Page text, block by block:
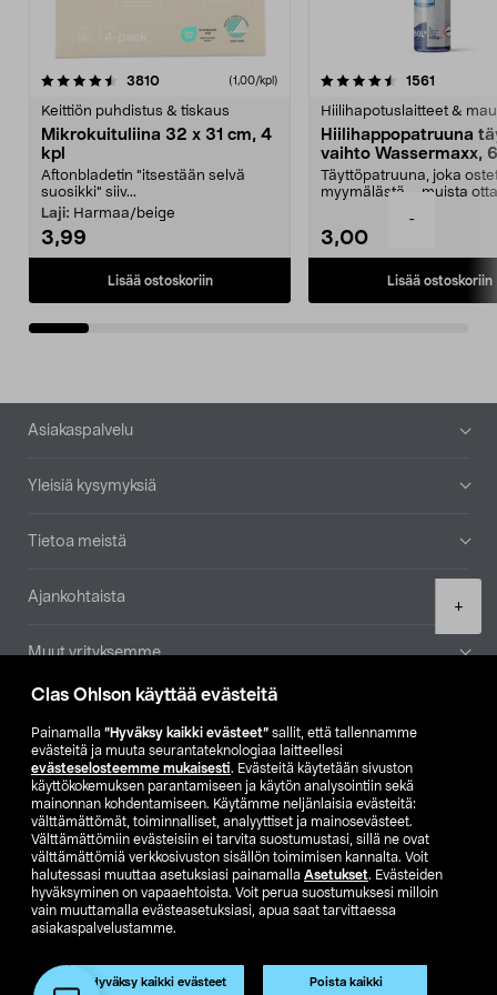
Clas Ohlson käyttää evästeitä
Painamalla ”Hyväksy kaikki evästeet” sallit, että tallennamme
evästeitä ja muuta seurantateknologiaa laitteellesi
evästeselosteemme mukaisesti. Evästeitä käytetään sivuston
käyttökokemuksen parantamiseen ja käytön analysointiin sekä
mainonnan kohdentamiseen. Käytämme neljänlaisia evästeitä:
välttämättömät, toiminnalliset, analyyttiset ja mainosevästeet.
Välttämättömiin evästeisiin ei tarvita suostumustasi, sillä ne ovat
välttämättömiä verkkosivuston sisällön toimimisen kannalta. Voit
halutessasi muuttaa asetuksiasi painamalla Asetukset. Evästeiden
hyväksyminen on vapaaehtoista. Voit perua suostumuksesi milloin
vain muuttamalla evästeasetuksiasi, apua saat tarvittaessa
asiakaspalvelustamme.
Hyväksy kaikki evästeet Poista kaikki
-
+
3810arvostelut (1,00/kpl)
Keittiön puhdistus & tiskaus
Mikrokuituliina 32 x 31 cm, 4
kpl
Aftonbladetin "itsestään selvä
suosikki" siiv...
Laji: Harmaa/beige
3,99
Lisää ostoskoriin
4.5viidestä
1561
Hiilihapotuslaitteet &
Hiilihappopatruuna
vaihto Wassermaxx,
Täyttöpatruuna, joka
myymälästä – muista
3,00
Lisää ostoskoriin
4.5viidestä
Alatunniste
Asiakaspalvelu
Yleisiä kysymyksiä
Tietoa meistä
Ajankohtaista
Muut yrityksemme
Etsi myymälä
SE NO FI
FI SV
Näytä hinnat ilman ALV:a